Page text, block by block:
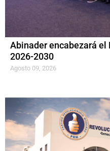
Abinader encabezará el
2026-2030
Agosto 09, 2026